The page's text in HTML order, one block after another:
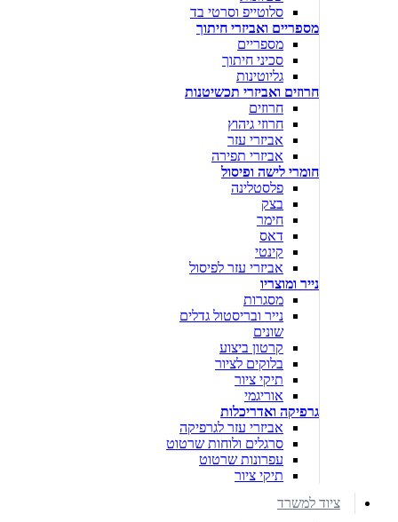
סלוטייפ וסרטי בד
מספריים ואביזרי חיתוך
מספריים
סכיני חיתוך
גליוטינות
חרוזים ואביזרי תכשיטנות
חרוזים
חרוזי גיהוץ
אביזרי עזר
אביזרי תפירה
חומרי לישה ופיסול
פלסטלינה
בצק
חימר
דאס
קינטי
אביזרי עזר לפיסול
נייר ומוצריו
מסגרות
נייר ובריסטול גדלים
שונים
קרטון ביצוע
בלוקים לציור
תיקי ציור
אוריגמי
גרפיקה ואדריכלות
אביזרי עזר לגרפיקה
סרגלים ולוחות שרטוט
עפרונות שרטוט
תיקי ציור
ציוד למשרד